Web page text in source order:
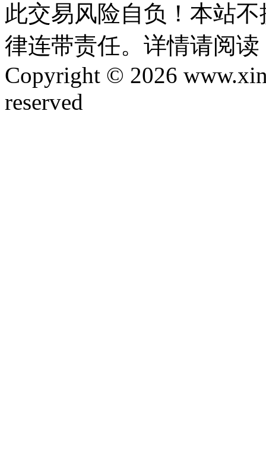
此交易风险自负！本站
律连带责任。详情请阅读
Copyright © 2026
reserved